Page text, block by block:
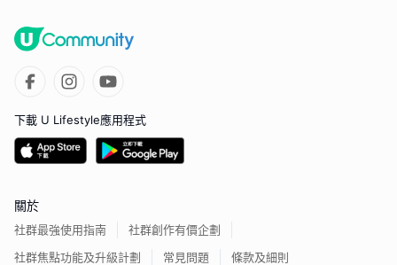
下載 U Lifestyle應用程式
關於
社群最強使用指南
社群創作有價企劃
社群焦點功能及升級計劃
常見問題 條款及細則